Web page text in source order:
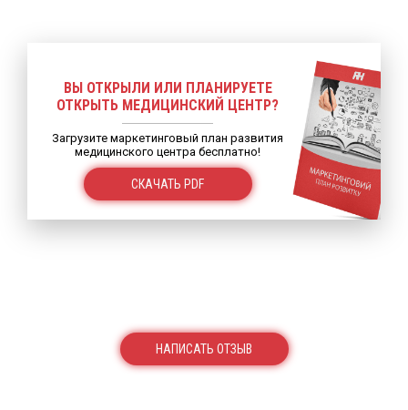
ВЫ ОТКРЫЛИ ИЛИ ПЛАНИРУЕТЕ
ОТКРЫТЬ МЕДИЦИНСКИЙ ЦЕНТР?
Загрузите маркетинговый план развития
медицинского центра бесплатно!
СКАЧАТЬ PDF
НАПИСАТЬ ОТЗЫВ